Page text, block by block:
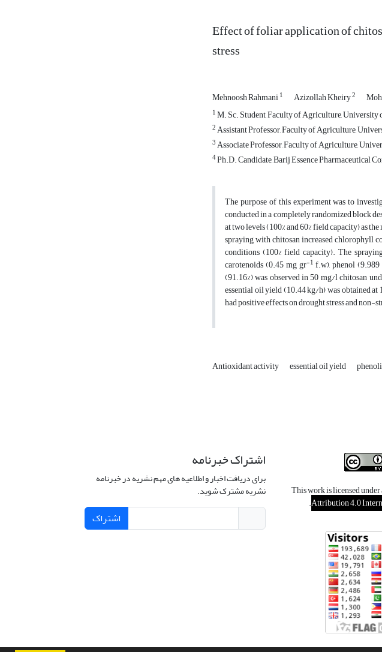
Effect of foliar application of
stress
Mehnoosh Rahmani1 Azizollah Kheiry2
1M. Sc. Student, Faculty of Agriculture, University
2Assistant Professor, Faculty of Agriculture,
3Associate Professor, Faculty of Agriculture,
4Ph.D. Candidate, Barij Essence Pharmaceutical
The purpose of this experiment was to
conducted in a completely randomized block
at two levels (100% and 60% field capacity) as
spraying with chitosan increased chlorophyll
conditions (100% field capacity). The
carotenoids (0.45 mg gr-1 f.w), phenol
(91.16%) was observed in 50 mg/l chitosan
essential oil yield (10.44 kg/h) was obtained
had positive effects on drought stress and non-
Antioxidant activity essential oil yield
This work is licensed under
Attribution 4.0
.
اشتراک خبرنامه
برای دریافت اخبار و اطلاعیه های مهم نشریه در خبرنامه
نشریه مشترک شوید.
اشتراک